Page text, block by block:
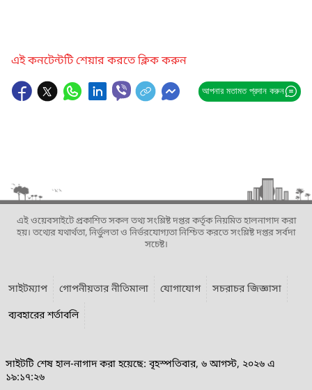
এই কনটেন্টটি শেয়ার করতে ক্লিক করুন
আপনার মতামত প্রদান করুন
এই ওয়েবসাইটে প্রকাশিত সকল তথ্য সংশ্লিষ্ট দপ্তর কর্তৃক নিয়মিত হালনাগাদ করা
হয়। তথ্যের যথার্থতা, নির্ভুলতা ও নির্ভরযোগ্যতা নিশ্চিত করতে সংশ্লিষ্ট দপ্তর সর্বদা
সচেষ্ট।
সাইটম্যাপ গোপনীয়তার নীতিমালা যোগাযোগ
সচরাচর জিজ্ঞাসা
ব্যবহারের শর্তাবলি
সাইটটি শেষ হাল-নাগাদ করা হয়েছে: বৃহস্পতিবার, ৬ আগস্ট, ২০২৬ এ
১৯:১৭:২৬